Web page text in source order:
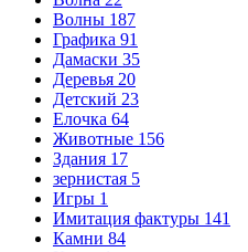
Волны 187
Графика 91
Дамаски 35
Деревья 20
Детский 23
Елочка 64
Животные 156
Здания 17
зернистая 5
Игры 1
Имитация фактуры 141
Камни 84